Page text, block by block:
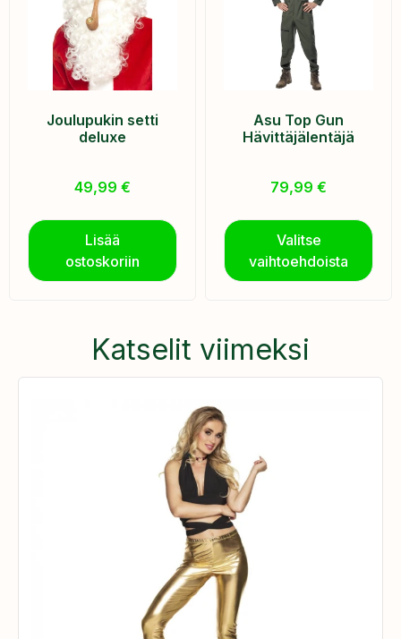
Joulupukin setti
deluxe
49,99 €
Lisää
ostoskoriin
Asu Top Gun
Hävittäjälentäjä
79,99 €
Valitse
vaihtoehdoista
Katselit viimeksi